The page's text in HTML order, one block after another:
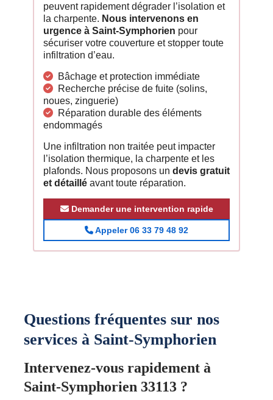
peuvent rapidement dégrader l’isolation et
la charpente. Nous intervenons en
urgence à Saint-Symphorien pour
sécuriser votre couverture et stopper toute
infiltration d’eau.
Bâchage et protection immédiate
Recherche précise de fuite (solins,
noues, zinguerie)
Réparation durable des éléments
endommagés
Une infiltration non traitée peut impacter
l’isolation thermique, la charpente et les
plafonds. Nous proposons un devis gratuit
et détaillé avant toute réparation.
Demander une intervention rapide
Appeler 06 33 79 48 92
Questions fréquentes sur nos
services à Saint-Symphorien
Intervenez-vous rapidement à
Saint-Symphorien 33113 ?